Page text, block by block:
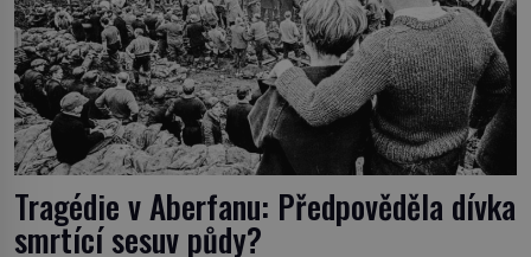
Tragédie v Aberfanu: Předpověděla dívka
smrtící sesuv půdy?